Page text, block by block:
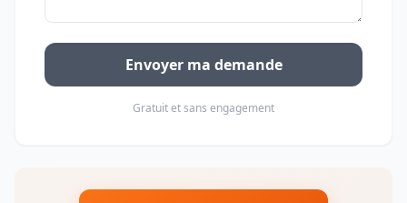
Envoyer ma demande
Gratuit et sans engagement